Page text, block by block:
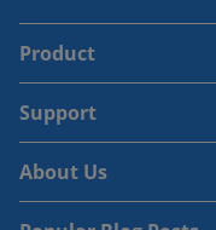
Product
Support
About Us